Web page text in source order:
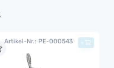
Artikel-Nr.: PE-000543 +